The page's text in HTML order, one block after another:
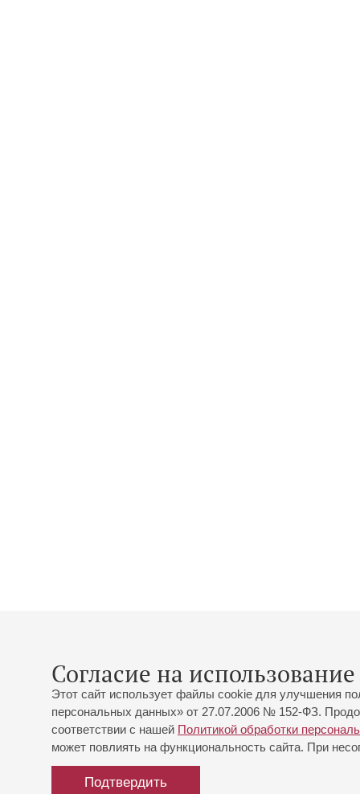
Согласие на
Этот сайт использует файлы cookie для улучшения
персональных данных» от 27.07.2006 № 152-ФЗ.
соответствии с нашей Политикой обработки
может повлиять на функциональность сайта. При
Подтвердить